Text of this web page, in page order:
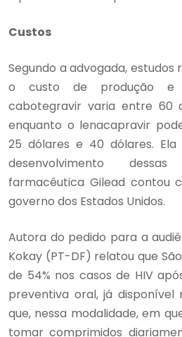
Custos
Segundo a advogada,
o custo de produção e
cabotegravir varia entre 60
enquanto o lenacapravir
25 dólares e 40 dólares.
desenvolvimento
farmacêutica Gilead contou
governo dos Estados Unidos.
Autora do pedido para a
Kokay (PT-DF) relatou que
de 54% nos casos de HIV
preventiva oral, já disponível
que, nessa modalidade, em
tomar comprimidos